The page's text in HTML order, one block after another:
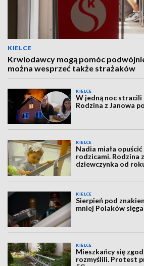
KIELCE
Krwiodawcy mogą pomóc
można wesprzeć także strażaków
KIELCE
W jedną noc stracili
Rodzina z Janowa
KIELCE
Nadia miała
rodzicami. Rodzina
dziewczynka od
KIELCE
Sierpień pod
mniej Polaków
KIELCE
Mieszkańcy się
rozmyślili. Protest